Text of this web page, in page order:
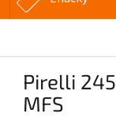
Pirelli
MFS